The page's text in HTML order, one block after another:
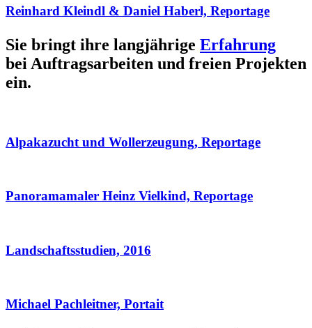
Reinhard Kleindl & Daniel Haberl, Reportage
Sie bringt ihre langjährige Erfahrung
bei Auftragsarbeiten und freien Projekten
ein.
Alpakazucht und Wollerzeugung, Reportage
Panoramamaler Heinz Vielkind, Reportage
Landschaftsstudien, 2016
Michael Pachleitner, Portait